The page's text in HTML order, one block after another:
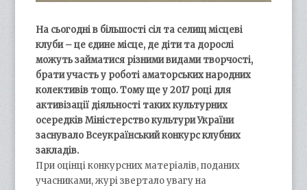
На сьогодні в більшості сіл та селищ місцеві
клуби – це єдине місце, де діти та дорослі
можуть займатися різними видами творчості,
брати участь у роботі аматорських народних
колективів тощо. Тому ще у 2017 році для
активізації діяльності таких культурних
осередків Міністерство культури України
заснувало Всеукраїнський конкурс клубних
закладів.
При оцінці конкурсних матеріалів, поданих
учасниками, журі звертало увагу на